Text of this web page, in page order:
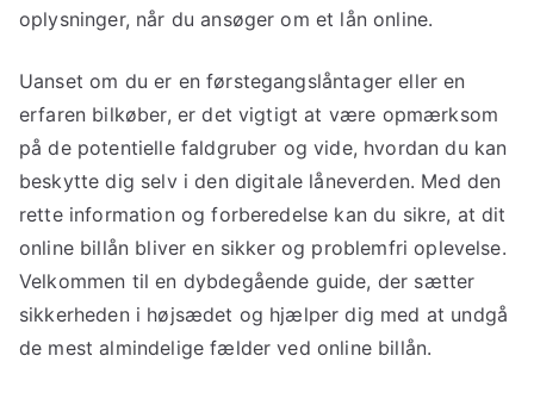
oplysninger, når du ansøger om et lån online.
Uanset om du er en førstegangslåntager eller en
erfaren bilkøber, er det vigtigt at være opmærksom
på de potentielle faldgruber og vide, hvordan du kan
beskytte dig selv i den digitale låneverden. Med den
rette information og forberedelse kan du sikre, at dit
online billån bliver en sikker og problemfri oplevelse.
Velkommen til en dybdegående guide, der sætter
sikkerheden i højsædet og hjælper dig med at undgå
de mest almindelige fælder ved online billån.